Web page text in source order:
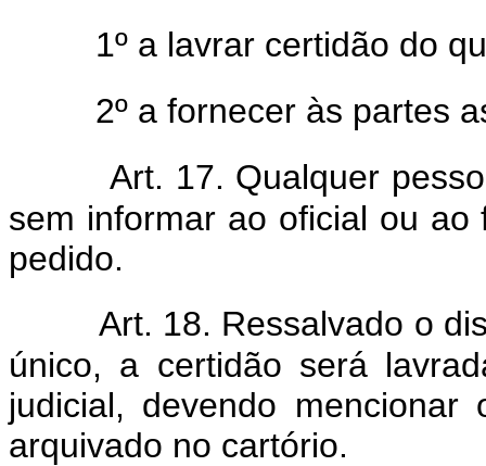
1º a lavrar certidão do
2º a fornecer às partes
Art. 17. Qualquer
sem informar ao oficial ou
pedido.
Art. 18. Ressalvado o
único, a certidão será
judicial, devendo
arquivado no cartório.